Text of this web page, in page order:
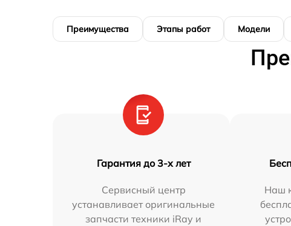
Преимущества Этапы работ Модели
Гарантия до 3-х лет
Сервисный центр
устанавливает оригинальные
запчасти техники iRay и
Наш